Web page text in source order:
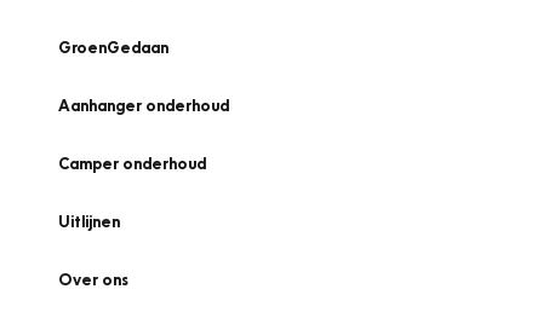
GroenGedaan
Aanhanger onderhoud
Camper onderhoud
Uitlijnen
Over ons